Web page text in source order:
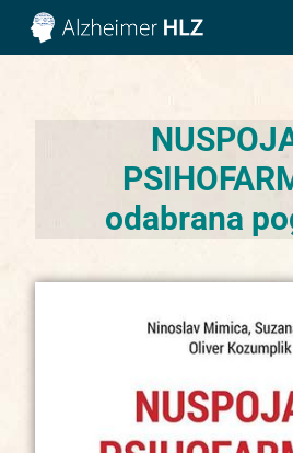
odabrana